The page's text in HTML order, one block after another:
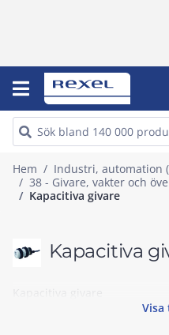
Hem
Industri, automation
38 - Givare, vakter och
Kapacitiva givare
Kapacitiva
Visa